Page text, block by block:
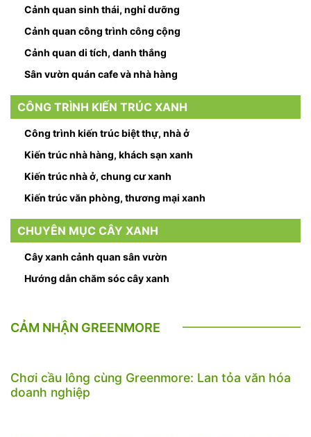
Cảnh quan sinh thái, nghỉ dưỡng
Cảnh quan công trình công cộng
Cảnh quan di tích, danh thắng
Sân vườn quán cafe và nhà hàng
CÔNG TRÌNH KIẾN TRÚC XANH
Công trình kiến trúc biệt thự, nhà ở
Kiến trúc nhà hàng, khách sạn xanh
Kiến trúc nhà ở, chung cư xanh
Kiến trúc văn phòng, thương mại xanh
CHUYÊN MỤC CÂY XANH
Cây xanh cảnh quan sân vườn
Hướng dẫn chăm sóc cây xanh
CẢM NHẬN GREENMORE
Chơi cầu lông cùng Greenmore: Lan tỏa văn hóa
doanh nghiệp